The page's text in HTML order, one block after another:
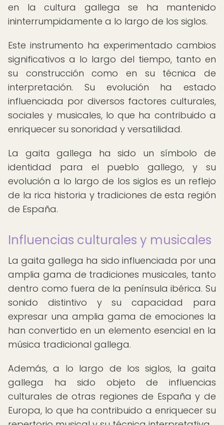
en la cultura gallega se ha mantenido
ininterrumpidamente a lo largo de los siglos.
Este instrumento ha experimentado cambios
significativos a lo largo del tiempo, tanto en
su construcción como en su técnica de
interpretación. Su evolución ha estado
influenciada por diversos factores culturales,
sociales y musicales, lo que ha contribuido a
enriquecer su sonoridad y versatilidad.
La gaita gallega ha sido un símbolo de
identidad para el pueblo gallego, y su
evolución a lo largo de los siglos es un reflejo
de la rica historia y tradiciones de esta región
de España.
Influencias culturales y musicales
La gaita gallega ha sido influenciada por una
amplia gama de tradiciones musicales, tanto
dentro como fuera de la península ibérica. Su
sonido distintivo y su capacidad para
expresar una amplia gama de emociones la
han convertido en un elemento esencial en la
música tradicional gallega.
Además, a lo largo de los siglos, la gaita
gallega ha sido objeto de influencias
culturales de otras regiones de España y de
Europa, lo que ha contribuido a enriquecer su